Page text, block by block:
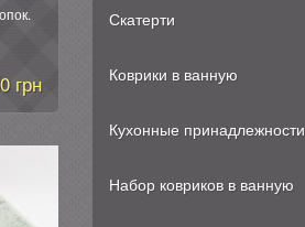
грн
Скатерти
Коврики в ванную
Кухонные принадлежности
Набор ковриков в ванную